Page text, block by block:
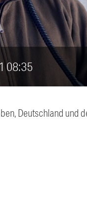
08:35
Deutschland und